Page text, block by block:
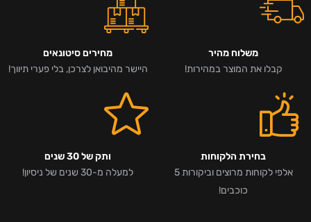
משלוח מהיר
קבלו את המוצר במהירות!
מחירים סיטונאים
היישר מהיבואן לצרכן, בלי פערי תיווך!
בחירת הלקוחות
אלפי לקוחות מרוצים וביקורות 5
כוכבים!
ותק של 30 שנים
למעלה מ-30 שנים של ניסיון!